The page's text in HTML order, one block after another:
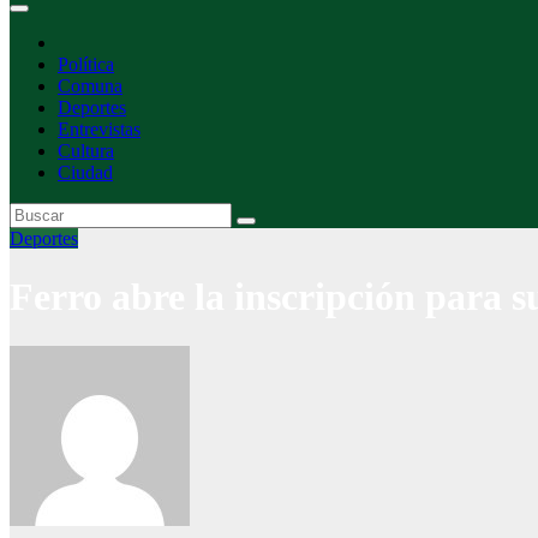
Política
Comuna
Deportes
Entrevistas
Cultura
Ciudad
Deportes